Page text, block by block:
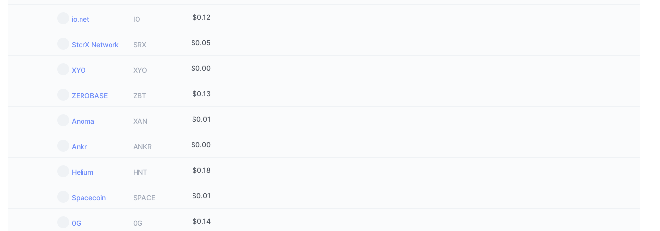
io.net IO $0.12
StorX Network SRX $0.05
XYO XYO $0.00
ZEROBASE ZBT $0.13
Anoma XAN $0.01
Ankr ANKR $0.00
Helium HNT $0.18
Spacecoin SPACE $0.01
0G 0G $0.14